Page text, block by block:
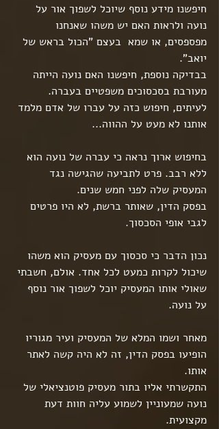
חיפשנו מידע נוסף שיוכל לשפוך אור על
נועה ולראות האם יש משהו שאנחנו
מפספסים, או שמא  בעצם "הכול בראש של
יואב".
בבדיקה נוספת, חיפשנו האם נועה הייתה
מעורבת בסכסוכים משפטיים בעברה.
לעיתים, חיפוש כזה על עברו של אדם מלמד
אותנו לא מעט על ההווה...
בחיפוש ארוך נראה כי עברה של נועה הוא
ללא רבב. פרט לתביעה שהגישה נגד
המעסיק שלה לפני חמש שנים.
בפסק הדין, שאותר ברשת, לא היו פרטים
לגבי אופי הסכסוך.
נכון הדבר כי סכסוך עם מעסיק הוא משהו
שיכול לקרות כמעט לכל אחד. אולם, חשבתי
שאולי אותו המעסיק יוכל לשפוך אור נוסף
על נועה.
מאחר ושמו המלא של המעסיק ועיר מגוריו
הופיעו בפסק הדין, זה לא היה קשה לאתר
אותו.
התקשרתי אליו בתור מעסיק פוטנציאלי של
נועה שמעוניין לשמוע עליה חוות דעת
מקצועית.